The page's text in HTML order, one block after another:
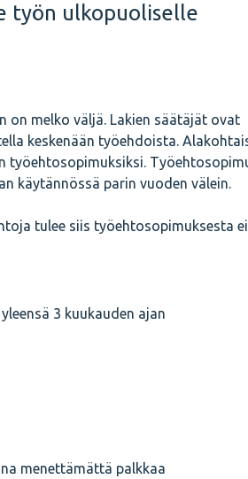
työn ulkopuoliselle
on melko väljä. Lakien säätäjät ovat
keskenään työehdoista.
työehtosopimuksiksi.
käytännössä parin vuoden välein.
tulee siis työehtosopimuksesta
3 kuukauden ajan
menettämättä palkkaa